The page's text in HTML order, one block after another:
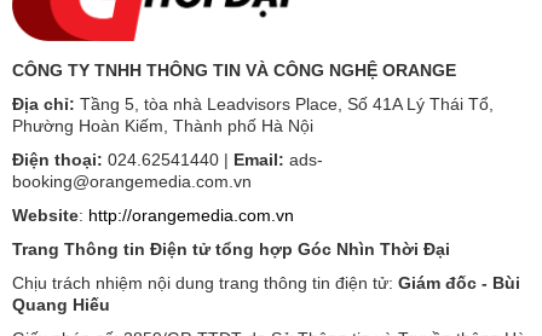
CÔNG TY TNHH THÔNG TIN VÀ CÔNG NGHỆ ORANGE
Địa chỉ: Tầng 5, tòa nhà Leadvisors Place, Số 41A Lý Thái Tổ,
Phường Hoàn Kiếm, Thành phố Hà Nội
Điện thoại: 024.62541440 | Email: ads-
booking@orangemedia.com.vn
Website: http://orangemedia.com.vn
Trang Thông tin Điện tử tổng hợp Góc Nhìn Thời Đại
Chịu trách nhiệm nội dung trang thông tin điện tử: Giám đốc - Bùi
Quang Hiếu